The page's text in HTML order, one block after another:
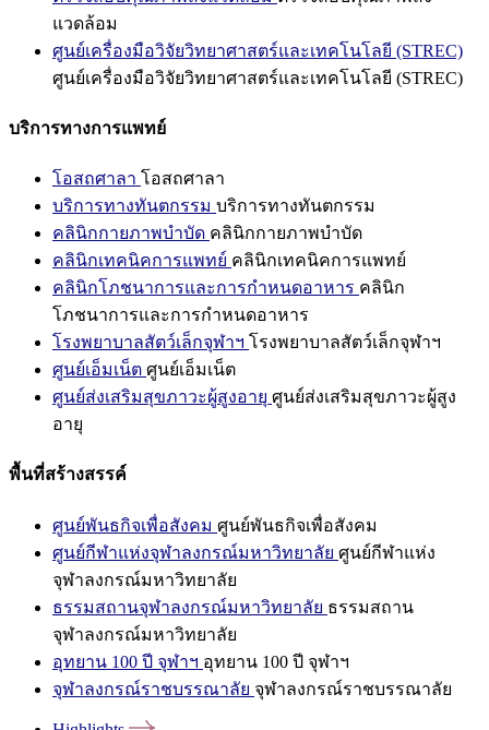
แวดล้อม
ศูนย์เครื่องมือวิจัยวิทยาศาสตร์และเทคโนโลยี (STREC)
ศูนย์เครื่องมือวิจัยวิทยาศาสตร์และเทคโนโลยี (STREC)
บริการทางการแพทย์
โอสถศาลา โอสถศาลา
บริการทางทันตกรรม บริการทางทันตกรรม
คลินิกกายภาพบำบัด คลินิกกายภาพบำบัด
คลินิกเทคนิคการแพทย์ คลินิกเทคนิคการแพทย์
คลินิกโภชนาการและการกำหนดอาหาร คลินิก
โภชนาการและการกำหนดอาหาร
โรงพยาบาลสัตว์เล็กจุฬาฯ โรงพยาบาลสัตว์เล็กจุฬาฯ
ศูนย์เอ็มเน็ต ศูนย์เอ็มเน็ต
ศูนย์ส่งเสริมสุขภาวะผู้สูงอายุ ศูนย์ส่งเสริมสุขภาวะผู้สูง
อายุ
พื้นที่สร้างสรรค์
ศูนย์พันธกิจเพื่อสังคม ศูนย์พันธกิจเพื่อสังคม
ศูนย์กีฬาแห่งจุฬาลงกรณ์มหาวิทยาลัย ศูนย์กีฬาแห่ง
จุฬาลงกรณ์มหาวิทยาลัย
ธรรมสถานจุฬาลงกรณ์มหาวิทยาลัย ธรรมสถาน
จุฬาลงกรณ์มหาวิทยาลัย
อุทยาน 100 ปี จุฬาฯ อุทยาน 100 ปี จุฬาฯ
จุฬาลงกรณ์ราชบรรณาลัย จุฬาลงกรณ์ราชบรรณาลัย